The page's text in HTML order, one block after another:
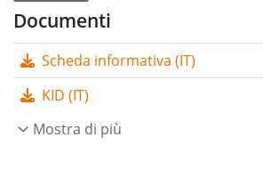
ESG UCITS ETF 1C è l’unico ETF che
performance dell’indice sottostante
totale(acquistando tutti i
nell'ETF.
Documenti
Scheda informativa (IT)
KID (IT)
Mostra di più